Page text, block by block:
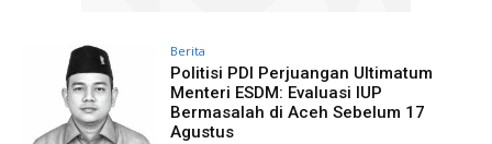
Berita
Politisi PDI Perjuangan Ultimatum
Menteri ESDM: Evaluasi IUP
Bermasalah di Aceh Sebelum 17
Agustus